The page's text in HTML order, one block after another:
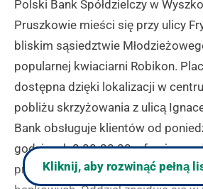
Polski Bank Spółdzielczy w
Pruszkowie mieści się przy ulicy
bliskim sąsiedztwie
popularnej kwiaciarni Robikon.
dostępna dzięki lokalizacji w
pobliżu skrzyżowania z ulicą
Bank obsługuje klientów od
godzinach 8:00-20:00, oferując
pracy w porównaniu do
Kliknij, aby rozwinąć pełną